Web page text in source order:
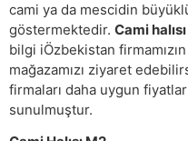
cami ya da mescidin
göstermektedir. Cami
bilgi iÖzbekistan
mağazamızı ziyaret
firmaları daha uygun
sunulmuştur.